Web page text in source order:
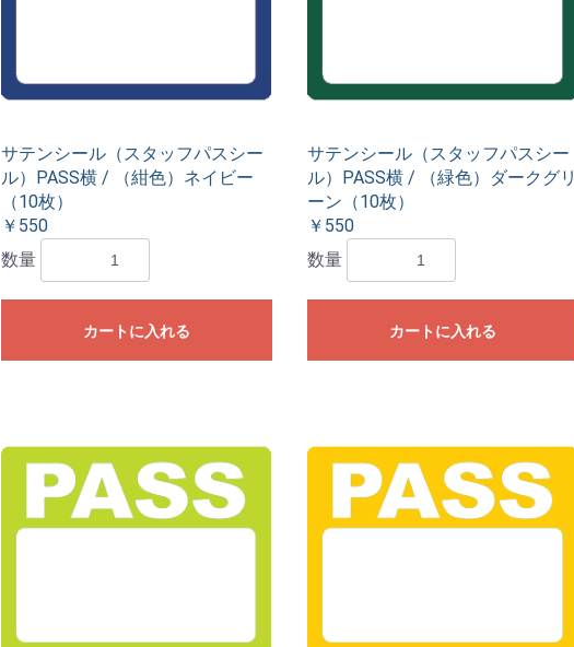
サテンシール（スタッフパスシー
ル）PASS横 / （紺色）ネイビー
（10枚）
￥550
数量
カートに入れる
サテンシール（スタッフパスシー
ル）PASS横 / （緑色）ダークグリ
ーン（10枚）
￥550
数量
カートに入れる
お買い物を続ける カートへ進む